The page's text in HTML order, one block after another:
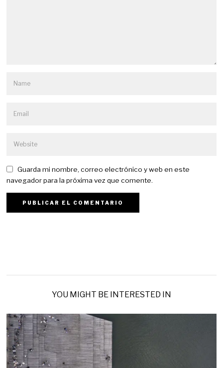
Guarda mi nombre, correo electrónico y web en este
navegador para la próxima vez que comente.
YOU MIGHT BE INTERESTED IN